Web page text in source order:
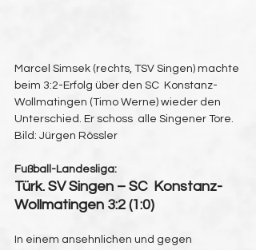
Marcel Simsek (rechts, TSV Singen) machte
beim 3:2-Erfolg über den SC  Konstanz-
Wollmatingen (Timo Werne) wieder den
Unterschied. Er schoss  alle Singener Tore.
Bild: Jürgen Rössler
Fußball-Landesliga:
Türk. SV Singen – SC  Konstanz-
Wollmatingen 3:2 (1:0)
In einem ansehnlichen und gegen